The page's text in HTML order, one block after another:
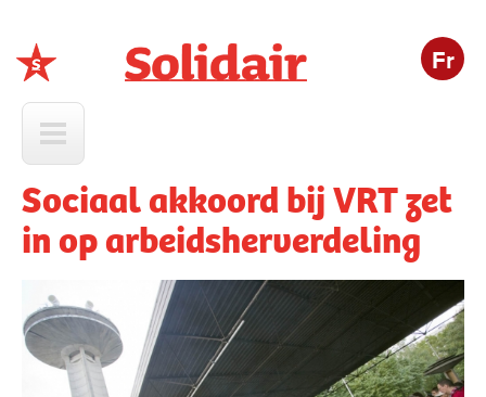
Fr
Sociaal akkoord bij VRT zet
in op arbeidsherverdeling